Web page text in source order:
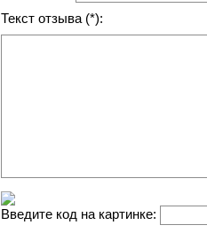
Текст отзыва (*):
Введите код на картинке: